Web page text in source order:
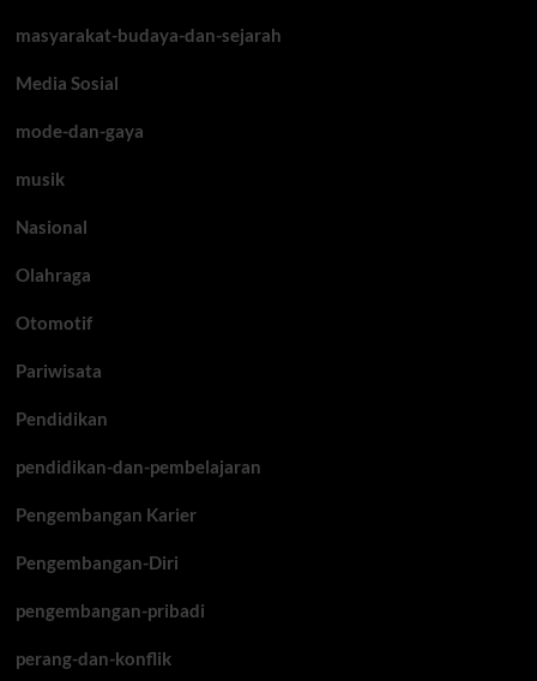
masyarakat-budaya-dan-sejarah
Media Sosial
mode-dan-gaya
musik
Nasional
Olahraga
Otomotif
Pariwisata
Pendidikan
pendidikan-dan-pembelajaran
Pengembangan Karier
Pengembangan-Diri
pengembangan-pribadi
perang-dan-konflik